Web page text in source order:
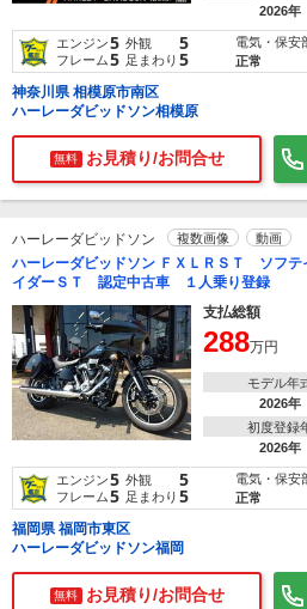
2026年
エンジン5 外観 5
フレーム5 足まわり 5
電気・保安
正常
神奈川県 相模原市南区
ハーレーダビッドソン相模原
無料 お見積り/お問合せ
ハーレーダビッドソン 複数画像 動画
ハーレーダビッドソン ＦＸＬＲＳＴ ソフ
イダーＳＴ 認定中古車 １人乗り登録
支払総額
288万円
モデル年
2026年
初度登録
2026年
エンジン5 外観 5
フレーム5 足まわり 5
電気・保安
正常
福岡県 福岡市東区
ハーレーダビッドソン福岡
無料 お見積り/お問合せ